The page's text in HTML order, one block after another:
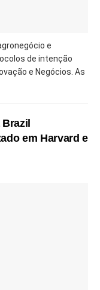
e
de intenção
e Negócios. As
em Harvard e